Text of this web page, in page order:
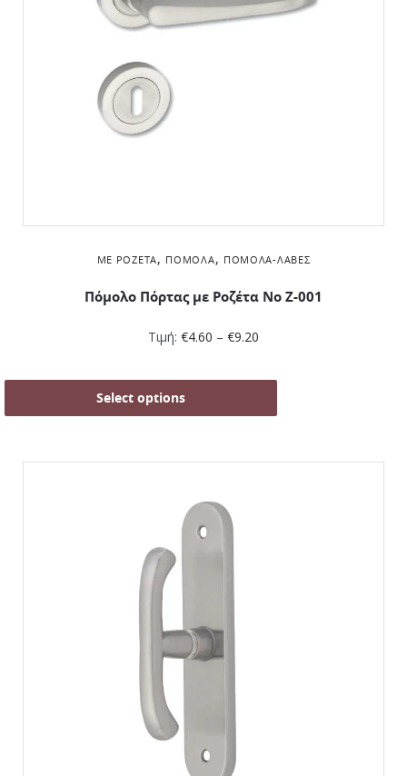
ΜΕ ΡΟΖΈΤΑ, ΠΌΜΟΛΑ, ΠΌΜΟΛΑ-ΛΑΒΈΣ
Πόμολο Πόρτας με Ροζέτα No Ζ-001
Τιμή: €4.60 – €9.20
Select options